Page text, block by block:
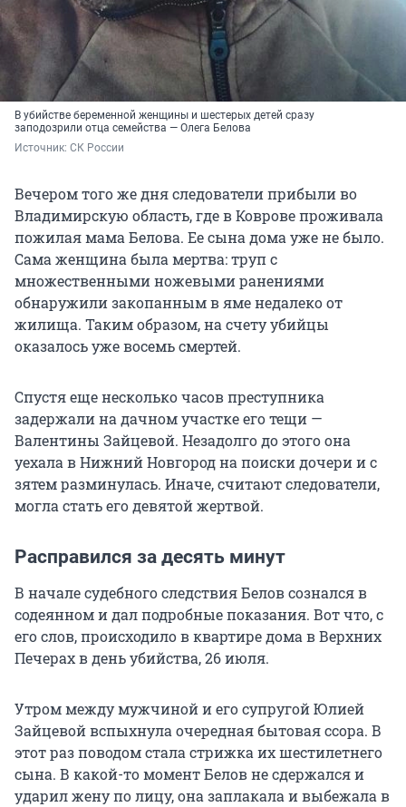
В убийстве беременной женщины и шестерых детей сразу
заподозрили отца семейства — Олега Белова
Источник: СК России
Вечером того же дня следователи прибыли во
Владимирскую область, где в Коврове проживала
пожилая мама Белова. Ее сына дома уже не было.
Сама женщина была мертва: труп с
множественными ножевыми ранениями
обнаружили закопанным в яме недалеко от
жилища. Таким образом, на счету убийцы
оказалось уже восемь смертей.
Спустя еще несколько часов преступника
задержали на дачном участке его тещи —
Валентины Зайцевой. Незадолго до этого она
уехала в Нижний Новгород на поиски дочери и с
зятем разминулась. Иначе, считают следователи,
могла стать его девятой жертвой.
Расправился за десять минут
В начале судебного следствия Белов сознался в
содеянном и дал подробные показания. Вот что, с
его слов, происходило в квартире дома в Верхних
Печерах в день убийства, 26 июля.
Утром между мужчиной и его супругой Юлией
Зайцевой вспыхнула очередная бытовая ссора. В
этот раз поводом стала стрижка их шестилетнего
сына. В какой-то момент Белов не сдержался и
ударил жену по лицу, она заплакала и выбежала в